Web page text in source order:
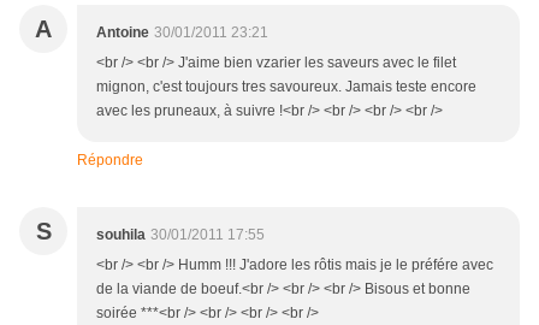
A Antoine 30/01/2011 23:21
<br /> <br /> J'aime bien vzarier les saveurs avec le filet
mignon, c'est toujours tres savoureux. Jamais teste encore
avec les pruneaux, à suivre !<br /> <br /> <br /> <br />
Répondre
S souhila 30/01/2011 17:55
<br /> <br /> Humm !!! J'adore les rôtis mais je le préfére avec
de la viande de boeuf.<br /> <br /> <br /> Bisous et bonne
soirée ***<br /> <br /> <br /> <br />